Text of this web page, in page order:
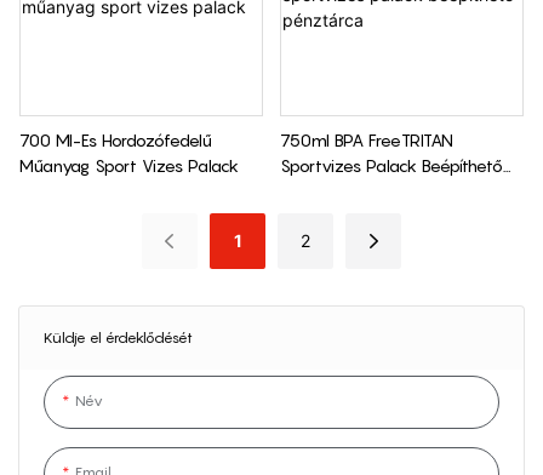
Küldje el érdeklődését
Név
700 Ml-Es Hordozófedelű
Műanyag Sport Vizes Palack
750ml BPA FreeTRITAN
Sportvizes Palack Beépíthető
1 2